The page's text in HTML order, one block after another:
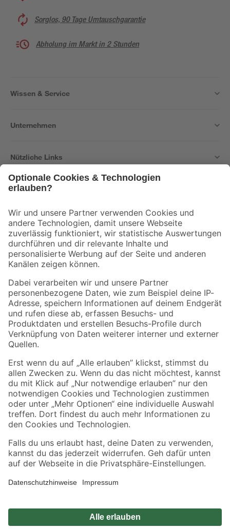
Sorglos, 90 Tage Umtauschgarantie
Abholung im Markt in 2 Stunden
Wissen & Service
Unternehmen
Nützliche Links
Der toom Newsletter: Keine Angebote und Aktionen mehr verpassen!
Zur Newsletter Anmeldung
Folge uns
Zahlungsarten Versandarten
Sicher einkaufen
Jetzt die toom-App herunterladen
Alle Preisangaben in EUR inkl. gesetzl. MwSt.. Die dargestellten Angebote sind unter
Umständen nicht in allen Märkten verfügbar. Die angegebenen Verfügbarkeiten beziehen
Produkte nur solange der Vorrat reicht.
*Paketversand ab 59 € versandkostenfrei, gilt nicht für Artikel mit Speditionsversand, hier
Privatsphäre Impressum
Nutzungsbedingungen
Widerrufsrecht Vertrag widerrufen